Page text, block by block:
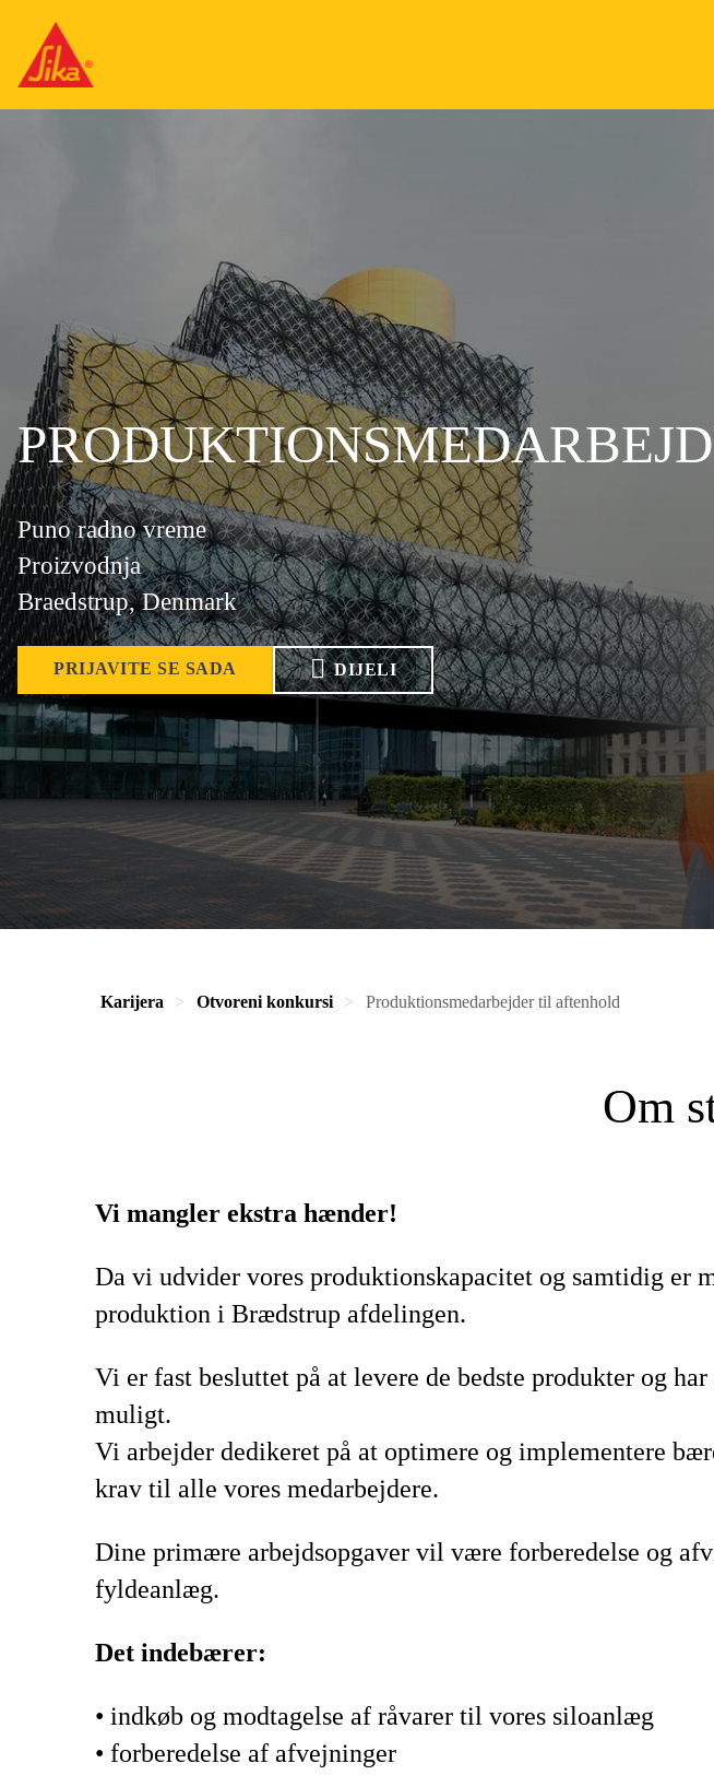
Puno radno vreme
Proizvodnja
Braedstrup, Denmark
PRIJAVITE SE SADA DIJELI
Karijera Otvoreni konkursi Produktionsmedarbejder til aftenhold
Om
Vi mangler ekstra hænder!
Da vi udvider vores produktionskapacitet og samtidig
produktion i Brædstrup afdelingen.
Vi er fast besluttet på at levere de bedste produkter og
muligt.
Vi arbejder dedikeret på at optimere og implementere
krav til alle vores medarbejdere.
Dine primære arbejdsopgaver vil være forberedelse og
fyldeanlæg.
Det indebærer:
• indkøb og modtagelse af råvarer til vores siloanlæg
• forberedelse af afvejninger